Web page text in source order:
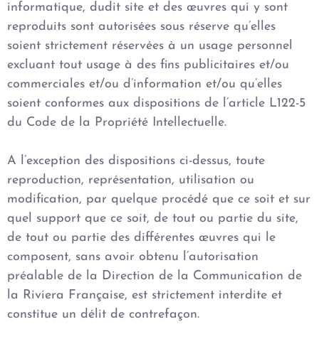
informatique, dudit site et des œuvres qui y sont
reproduits sont autorisées sous réserve qu’elles
soient strictement réservées à un usage personnel
excluant tout usage à des fins publicitaires et/ou
commerciales et/ou d’information et/ou qu’elles
soient conformes aux dispositions de l’article L122-5
du Code de la Propriété Intellectuelle.
A l’exception des dispositions ci-dessus, toute
reproduction, représentation, utilisation ou
modification, par quelque procédé que ce soit et sur
quel support que ce soit, de tout ou partie du site,
de tout ou partie des différentes œuvres qui le
composent, sans avoir obtenu l’autorisation
préalable de la Direction de la Communication de
la Riviera Française, est strictement interdite et
constitue un délit de contrefaçon.